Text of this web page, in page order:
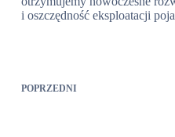
i oszczędność eksploatacji
POPRZEDNI